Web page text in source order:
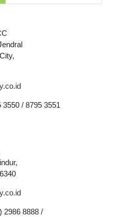
3550 / 8795 3551
2986 8888 /